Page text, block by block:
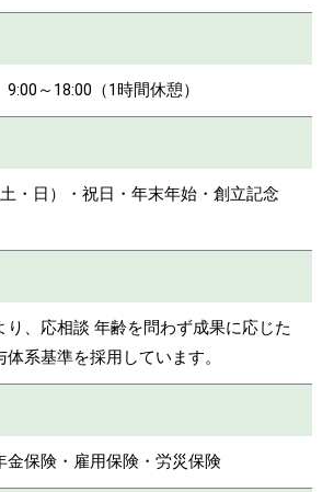
～18:00（1時間休憩）
・日）・祝日・年末年始・創立記念
り、応相談 年齢を問わず成果に応じた
系基準を採用しています。
金保険・雇用保険・労災保険